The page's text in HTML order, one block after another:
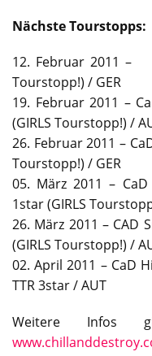
Nächste Tourstopps:
12. Februar 2011 –
Tourstopp!) / GER
19. Februar 2011 –
(GIRLS Tourstopp!) /
26. Februar 2011 –
Tourstopp!) / GER
05. März 2011 –
1star (GIRLS
26. März 2011 – CAD
(GIRLS Tourstopp!) /
02. April 2011 – CaD
TTR 3star / AUT
Weitere Infos